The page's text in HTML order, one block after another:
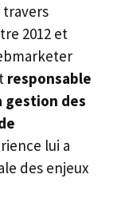
travers
2012 et
responsable
gestion des
lui a
des enjeux